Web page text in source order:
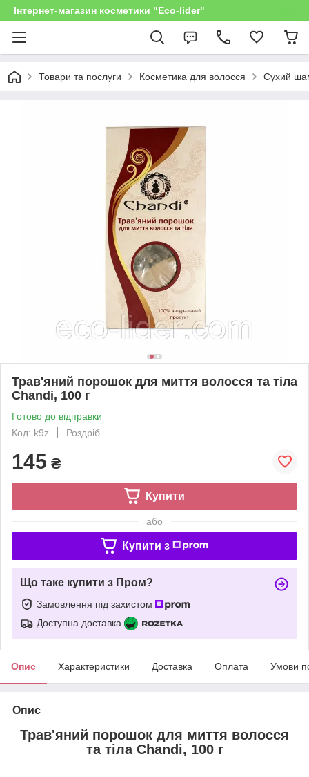
Інтернет-магазин косметики "Eco-lider"
Товари та послуги Косметика для волосся Сухий
Трав'яний порошок для миття волосся та тіла
Chandi, 100 г
Готово до відправки
Код: k9z
Роздріб
145 ₴
Купити
або
Купити з
Що таке купити з Пром?
Замовлення під захистом
Доступна доставка
Опис Характеристики Доставка Оплата Умови
Опис
Трав'яний порошок для миття волосся
та тіла Chandi, 100 г